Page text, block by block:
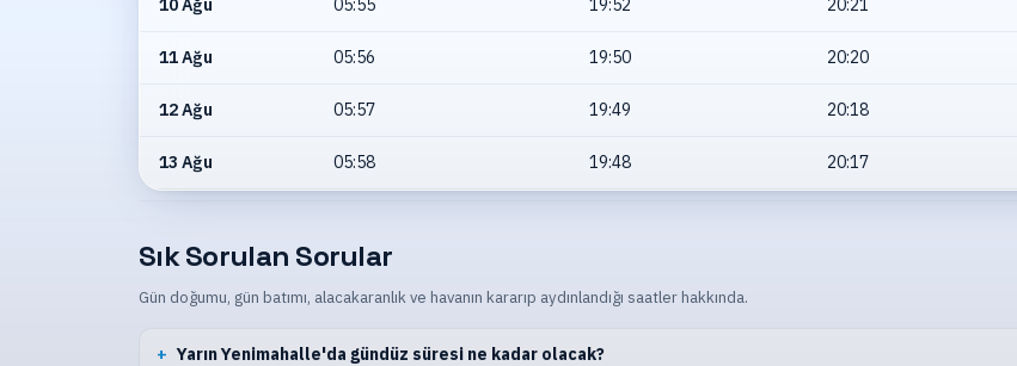
10 Ağu 05:55 19:52 20:21
11 Ağu 05:56 19:50 20:20
12 Ağu 05:57 19:49 20:18
13 Ağu 05:58 19:48 20:17
Sık Sorulan Sorular
Gün doğumu, gün batımı, alacakaranlık ve havanın kararıp aydınlandığı saatler hakkında.
Yarın Yenimahalle'da gündüz süresi ne kadar olacak?